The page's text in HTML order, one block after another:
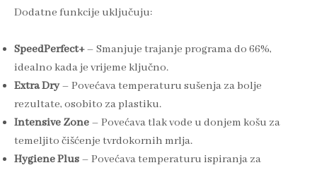
Dodatne funkcije uključuju:
SpeedPerfect+– Smanjuje trajanje programa do 66%,
idealno kada je vrijeme ključno.
Extra Dry– Povećava temperaturu sušenja za bolje
rezultate, osobito za plastiku.
Intensive Zone – Povećava tlak vode u donjem košu za
temeljito čišćenje tvrdokornih mrlja.
Hygiene Plus – Povećava temperaturu ispiranja za